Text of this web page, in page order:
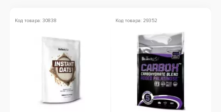
Код товара: 30838 Код товара: 29352